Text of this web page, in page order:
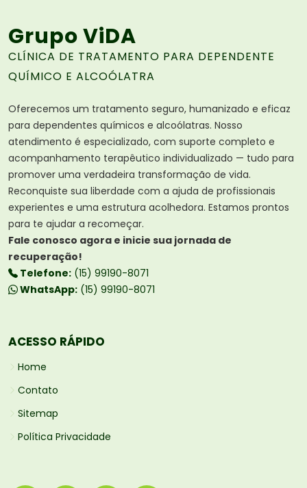
Grupo ViDA
CLÍNICA DE TRATAMENTO PARA DEPENDENTE
QUÍMICO E ALCOÓLATRA
Oferecemos um tratamento seguro, humanizado e eficaz
para dependentes químicos e alcoólatras. Nosso
atendimento é especializado, com suporte completo e
acompanhamento terapêutico individualizado — tudo para
promover uma verdadeira transformação de vida.
Reconquiste sua liberdade com a ajuda de profissionais
experientes e uma estrutura acolhedora. Estamos prontos
para te ajudar a recomeçar.
Fale conosco agora e inicie sua jornada de
recuperação!
Telefone: (15) 99190-8071
WhatsApp: (15) 99190-8071
ACESSO RÁPIDO
Home
Contato
Sitemap
Política Privacidade